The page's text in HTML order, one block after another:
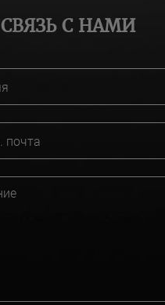
СВЯЗЬ С НАМИ